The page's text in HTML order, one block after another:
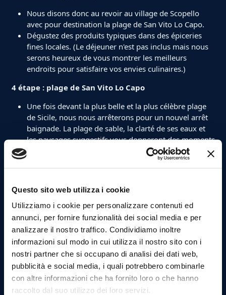
Questo sito web utilizza i cookie
Utilizziamo i cookie per personalizzare contenuti ed
annunci, per fornire funzionalità dei social media e per
analizzare il nostro traffico. Condividiamo inoltre
informazioni sul modo in cui utilizza il nostro sito con i
nostri partner che si occupano di analisi dei dati web,
pubblicità e social media, i quali potrebbero combinarle
con altre informazioni che ha fornito loro o che hanno
raccolto dal suo utilizzo dei loro servizi.
Nous disons donc au revoir au village de Scopello
avec pour destination la plage de San Vito Lo Capo.
Dégustez des produits typiques dans des épiceries
fines locales. (Le déjeuner n'est pas inclus mais nous
serons heureux de vous montrer les meilleurs
endroits pour satisfaire vos envies culinaires.)
4 étape : plage de San Vito Lo Capo
Une fois devant la plus belle et la plus célèbre plage
de Sicile, nous nous arrêterons pour un nouvel arrêt
baignade. La plage de sable, la clarté de ses eaux et
les paysages suggestifs vous donneront des moments
inoubliables.